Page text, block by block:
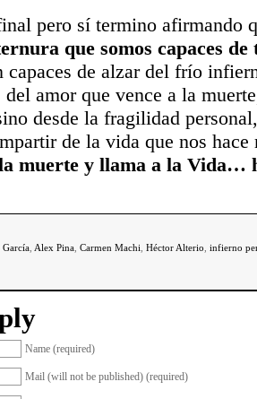
pero sí termino afirmando
que somos capaces de
capaces de alzar del frío
amor que vence a la
desde la fragilidad
de la vida que nos hace
muerte y llama a la Vida…
García Alex Pina Carmen Machi Héctor Alterio infierno
Name (required)
Mail (will not be published) (required)